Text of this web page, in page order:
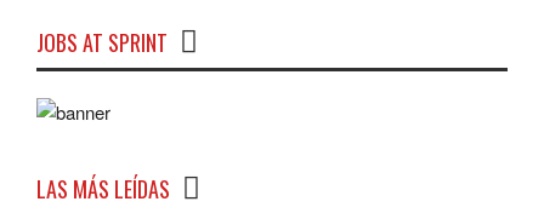
JOBS AT SPRINT
LAS MÁS LEÍDAS